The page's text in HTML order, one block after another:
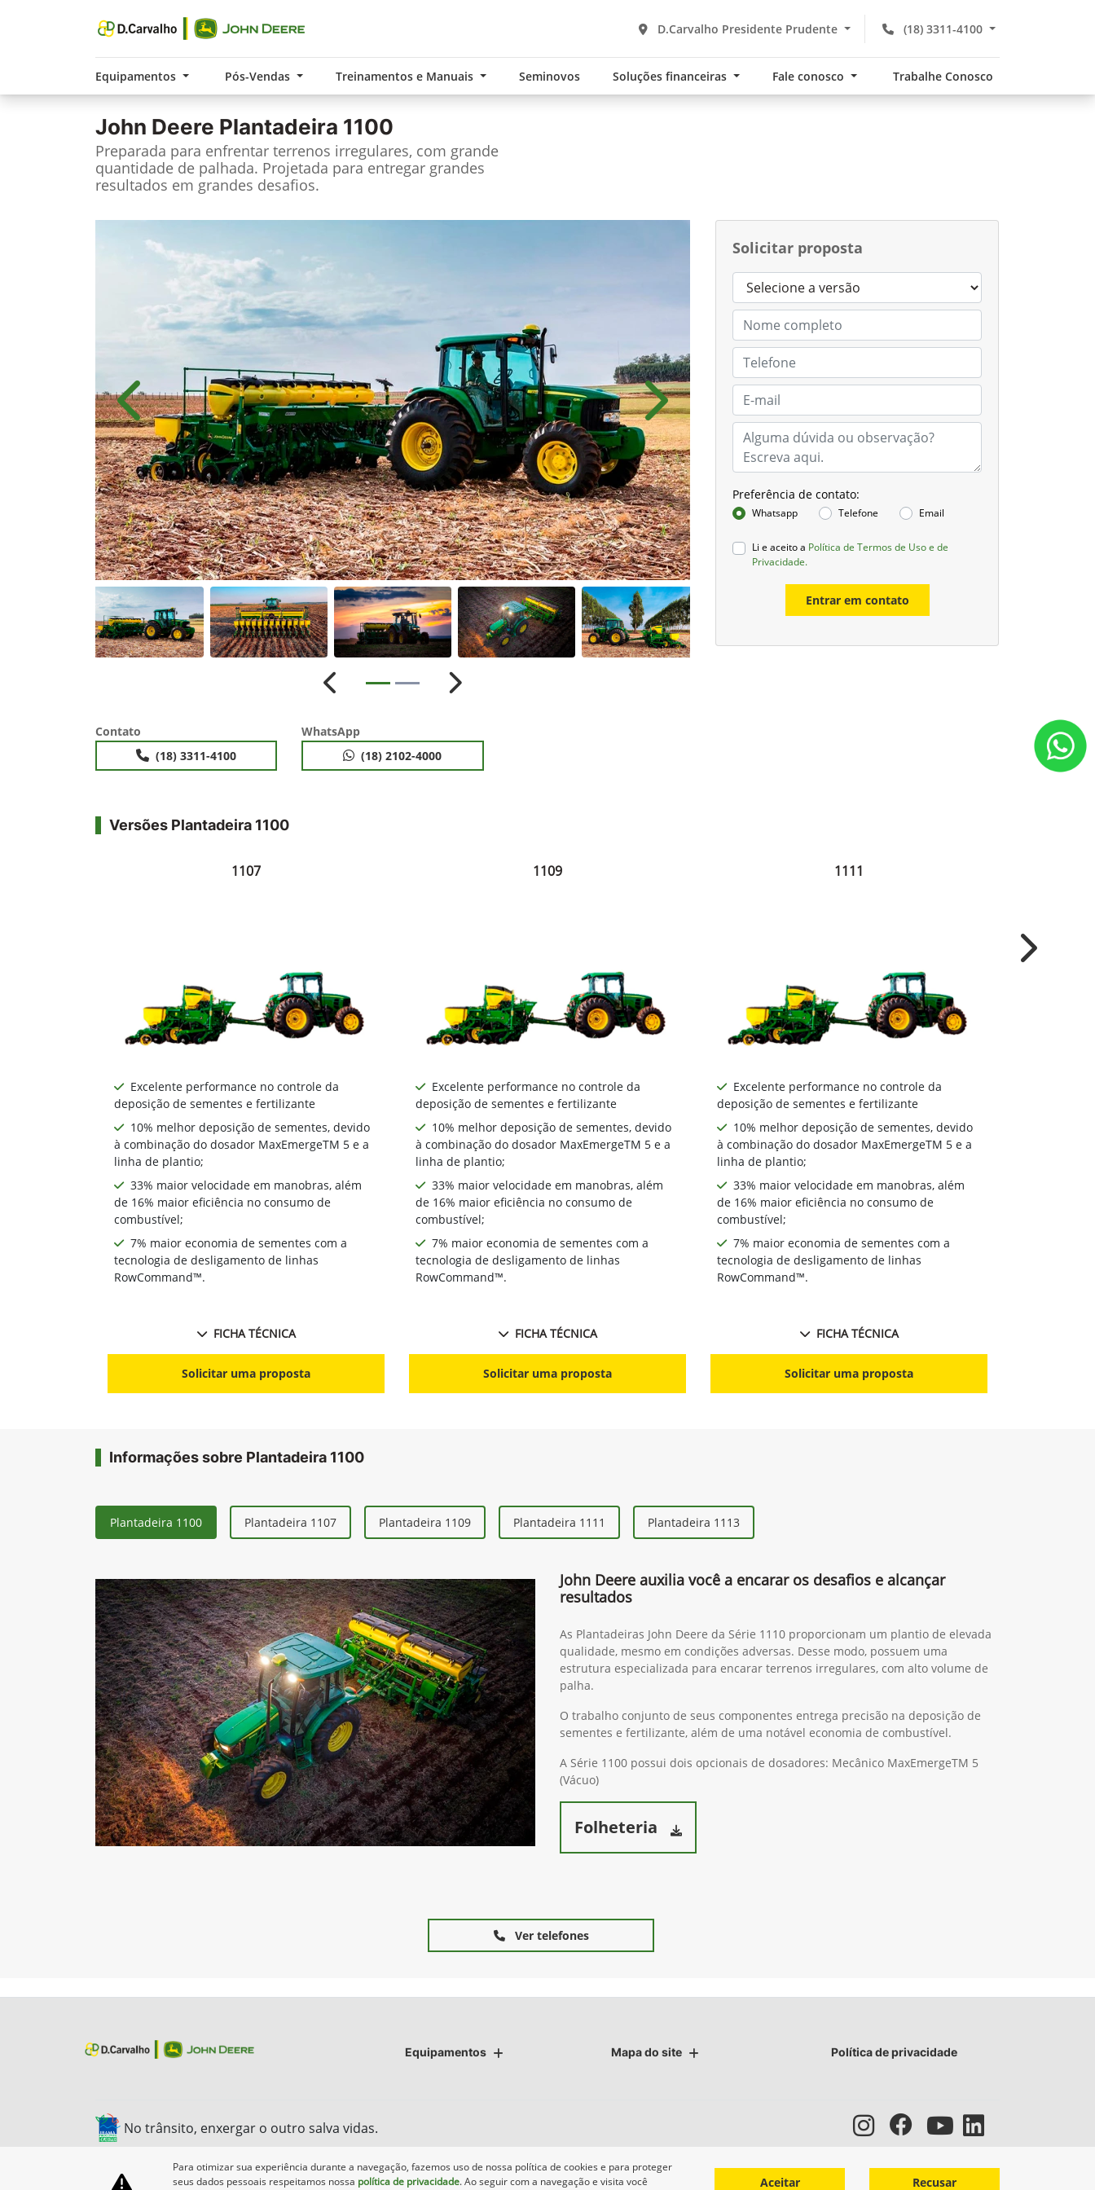
(18) 3311-4100
D.Carvalho Presidente Prudente
Equipamentos Pós-Vendas Treinamentos e Manuais Seminovos Soluções financeiras Fale conosco Trabalhe Conosco
John Deere Plantadeira 1100
Preparada para enfrentar terrenos irregulares, com grande
quantidade de palhada. Projetada para entregar grandes
resultados em grandes desafios.
Solicitar proposta
Preferência de contato:
Whatsapp Telefone Email
Li e aceito a Política de Termos de Uso e de
Privacidade.
Entrar em contato
Anterior Próximo
Anterior Próximo
Contato
(18) 3311-4100
WhatsApp
(18) 2102-4000
Versões Plantadeira 1100
1107
Excelente performance no controle da
deposição de sementes e fertilizante
10% melhor deposição de sementes, devido
à combinação do dosador MaxEmergeTM 5 e a
linha de plantio;
33% maior velocidade em manobras, além
de 16% maior eficiência no consumo de
combustível;
7% maior economia de sementes com a
tecnologia de desligamento de linhas
RowCommand™.
FICHA TÉCNICA
Solicitar uma proposta
1109
Excelente performance no controle da
deposição de sementes e fertilizante
10% melhor deposição de sementes, devido
à combinação do dosador MaxEmergeTM 5 e a
linha de plantio;
33% maior velocidade em manobras, além
de 16% maior eficiência no consumo de
combustível;
7% maior economia de sementes com a
tecnologia de desligamento de linhas
RowCommand™.
FICHA TÉCNICA
Solicitar uma proposta
1111
Excelente performance no controle da
deposição de sementes e fertilizante
10% melhor deposição de sementes, devido
à combinação do dosador MaxEmergeTM 5 e a
linha de plantio;
33% maior velocidade em manobras, além
de 16% maior eficiência no consumo de
combustível;
7% maior economia de sementes com a
tecnologia de desligamento de linhas
RowCommand™.
FICHA TÉCNICA
Solicitar uma proposta
Next
Informações sobre Plantadeira 1100
Plantadeira 1100 Plantadeira 1107 Plantadeira 1109 Plantadeira 1111 Plantadeira 1113
John Deere auxilia você a encarar os desafios e alcançar
resultados
As Plantadeiras John Deere da Série 1110 proporcionam um plantio de elevada
qualidade, mesmo em condições adversas. Desse modo, possuem uma
estrutura especializada para encarar terrenos irregulares, com alto volume de
palha.
O trabalho conjunto de seus componentes entrega precisão na deposição de
sementes e fertilizante, além de uma notável economia de combustível.
A Série 1100 possui dois opcionais de dosadores: Mecânico MaxEmergeTM 5
(Vácuo)
Folheteria
Ver telefones
Equipamentos Mapa do site Política de privacidade
No trânsito, enxergar o outro salva vidas.
Para otimizar sua experiência durante a navegação, fazemos uso de nossa política de cookies e para proteger
seus dados pessoais respeitamos nossa política de privacidade. Ao seguir com a navegação e visita você
Aceitar Recusar